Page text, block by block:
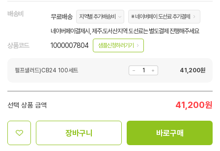
배송비 무료배송 지역별 추가배송비 ※ 네이버페이 도선료 추가결제
네이버페이결제시, 제주.도서산지역 도선료는 별도결제 진행해주세요
상품코드 1000007804 샘플신청하러가기
펄프샐러드)CB24 100세트 41,200원
선택 상품 금액 41,200원
장바구니 바로구매